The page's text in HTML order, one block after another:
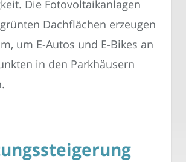
Die Fotovoltaikanlagen
Dachflächen erzeugen
um E-Autos und E-Bikes an
in den Parkhäusern